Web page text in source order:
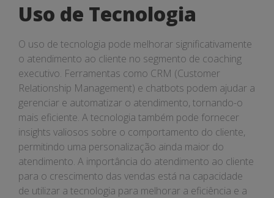
Uso de Tecnologia
O uso de tecnologia pode melhorar significativamente
o atendimento ao cliente no segmento de coaching
executivo. Ferramentas como CRM (Customer
Relationship Management) e chatbots podem ajudar a
gerenciar e automatizar o atendimento, tornando-o
mais eficiente. A tecnologia também pode fornecer
insights valiosos sobre o comportamento do cliente,
permitindo uma personalização ainda maior do
atendimento. A importância do atendimento ao cliente
para o crescimento das vendas está na capacidade
de utilizar a tecnologia para melhorar a eficiência e a